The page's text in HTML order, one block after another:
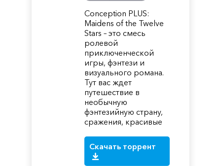
Conception PLUS:
Maidens of the Twelve
Stars – это смесь
ролевой
приключенческой
игры, фэнтези и
визуального романа.
Тут вас ждет
путешествие в
необычную
фэнтезийную страну,
сражения, красивые
Скачать торрент